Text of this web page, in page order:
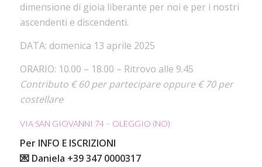
dimensione di gioia liberante per noi e per i nostri
ascendenti e discendenti.
DATA: domenica 13 aprile 2025
ORARIO: 10.00 – 18.00 – Ritrovo alle 9.45
Contributo € 60 per partecipare oppure € 70 per
costellare
VIA SAN GIOVANNI 74 – OLEGGIO (NO)
Per INFO E ISCRIZIONI
💌 Daniela +39 347 0000317